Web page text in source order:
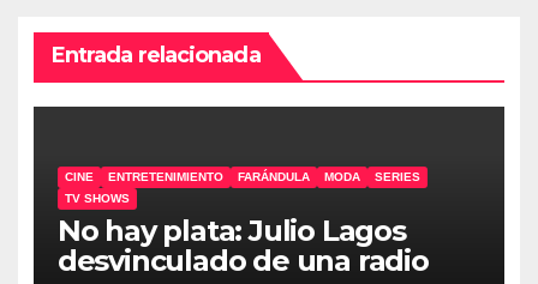
Entrada relacionada
CINE ENTRETENIMIENTO FARÁNDULA MODA
SERIES
TV SHOWS
No hay plata: Julio Lagos
desvinculado de una radio